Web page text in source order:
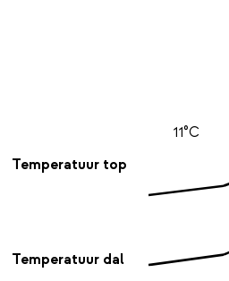
Temperatuur top
Temperatuur dal
11°C